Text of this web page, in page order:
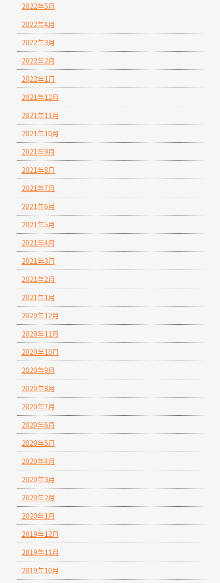
2022年5月
2022年4月
2022年3月
2022年2月
2022年1月
2021年12月
2021年11月
2021年10月
2021年9月
2021年8月
2021年7月
2021年6月
2021年5月
2021年4月
2021年3月
2021年2月
2021年1月
2020年12月
2020年11月
2020年10月
2020年9月
2020年8月
2020年7月
2020年6月
2020年5月
2020年4月
2020年3月
2020年2月
2020年1月
2019年12月
2019年11月
2019年10月